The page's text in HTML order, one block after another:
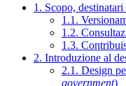
1. Scopo,
1.1.
1.2.
1.3.
2. Introduzione al
2.1. Design
government)